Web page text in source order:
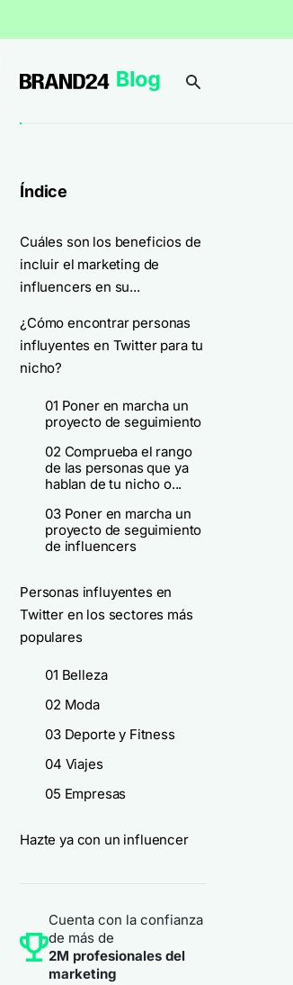
Índice
Cuáles son los beneficios de
incluir el marketing de
influencers en su...
¿Cómo encontrar personas
influyentes en Twitter para tu
nicho?
01 Poner en marcha un
proyecto de seguimiento
02 Comprueba el rango
de las personas que ya
hablan de tu nicho o...
03 Poner en marcha un
proyecto de seguimiento
de influencers
Personas influyentes en
Twitter en los sectores más
populares
01 Belleza
02 Moda
03 Deporte y Fitness
04 Viajes
05 Empresas
Hazte ya con un influencer
Cuenta con la confianza
de más de
2M profesionales del
marketing